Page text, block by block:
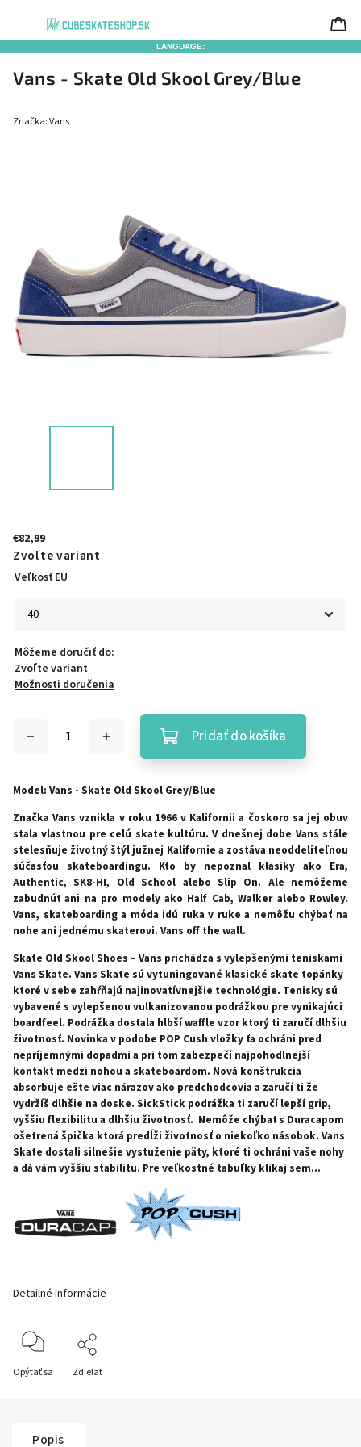
LANGUAGE:
Vans - Skate Old Skool Grey/Blue
Značka:Vans
€82,99
Zvoľte variant
Veľkosť EU
Môžeme doručiť do:
Zvoľte variant
Možnosti doručenia
Pridať do košíka
Model: Vans - Skate Old Skool Grey/Blue
Značka Vans vznikla v roku 1966 v Kalifornii a čoskoro sa jej obuv
stala vlastnou pre celú skate kultúru. V dnešnej dobe Vans stále
stelesňuje životný štýl južnej Kalifornie a zostáva neoddeliteľnou
súčasťou skateboardingu. Kto by nepoznal klasiky ako Era,
Authentic, SK8-HI, Old School alebo Slip On. Ale nemôžeme
zabudnúť ani na pro modely ako Half Cab, Walker alebo Rowley.
Vans, skateboarding a móda idú ruka v ruke a nemôžu chýbať na
nohe ani jednému skaterovi. Vans off the wall.
Skate Old Skool Shoes – Vans prichádza s vylepšenými teniskami
Vans Skate. Vans Skate sú vytuningované klasické skate topánky
ktoré v sebe zahŕňajú najinovatívnejšie technológie. Tenisky sú
vybavené s vylepšenou vulkanizovanou podrážkou pre vynikajúci
boardfeel. Podrážka dostala hlbší waffle vzor ktorý ti zaručí dlhšiu
životnosť. Novinka v podobe POP Cush vložky ťa ochráni pred
nepríjemnými dopadmi a pri tom zabezpečí najpohodlnejší
kontakt medzi nohou a skateboardom. Nová konštrukcia
absorbuje ešte viac nárazov ako predchodcovia a zaručí ti že
vydržíš dlhšie na doske. SickStick podrážka ti zaručí lepší grip,
vyššiu flexibilitu a dlhšiu životnosť. Nemôže chýbať s Duracapom
ošetrená špička ktorá predĺži životnosť o niekoľko násobok. Vans
Skate dostali silnešie vystuženie päty, ktoré ti ochráni vaše nohy
a dá vám vyššiu stabilitu. Pre veľkostné tabuľky klikaj sem...
Detailné informácie
Opýtať sa Zdieľať
Popis